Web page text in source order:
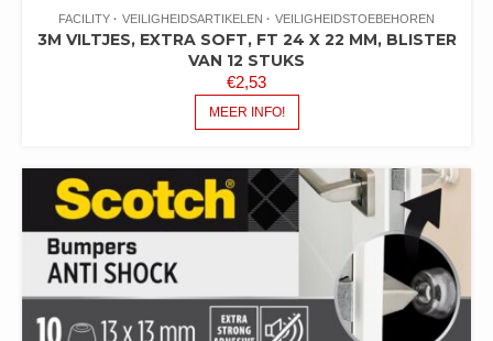
FACILITY VEILIGHEIDSARTIKELEN VEILIGHEIDSTOEBEHOREN
3M VILTJES, EXTRA SOFT, FT 24 X 22 MM, BLISTER
VAN 12 STUKS
€2,53
MEER INFO!